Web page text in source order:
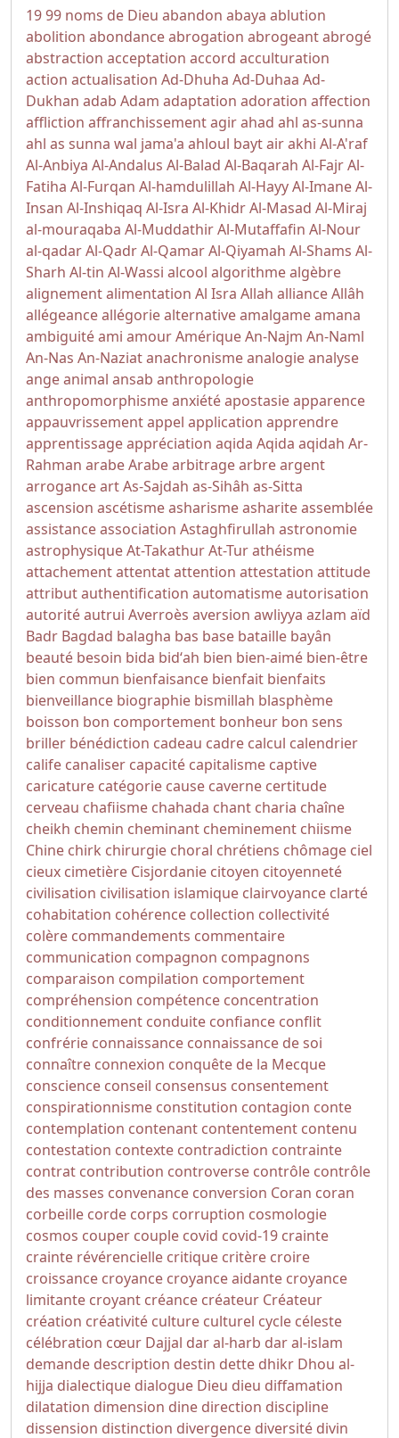
1999 noms de Dieu abandon abaya ablution
abolition abondanceabrogation abrogeantabrogé
abstraction acceptation accord acculturation
action actualisation Ad-Dhuha Ad-Duhaa Ad-
Dukhan adab Adam adaptation adoration affection
affliction affranchissementagirahad ahl as-sunna
ahl as sunna wal jama'a ahloul baytairakhi Al-A'raf
Al-Anbiya Al-Andalus Al-Balad Al-Baqarah Al-FajrAl-
Fatiha Al-Furqan Al-hamdulillah Al-HayyAl-ImaneAl-
Insan Al-Inshiqaq Al-Isra Al-KhidrAl-Masad Al-Miraj
al-mouraqaba Al-MuddathirAl-Mutaffafin Al-Nour
al-qadarAl-QadrAl-QamarAl-Qiyamah Al-Shams Al-
Sharh Al-tin Al-Wassi alcool algorithmealgèbre
alignementalimentation Al Isra Allah allianceAllâh
allégeanceallégoriealternativeamalgameamana
ambiguitéami amourAmériqueAn-Najm An-Naml
An-Nas An-Naziatanachronismeanalogieanalyse
angeanimal ansab anthropologie
anthropomorphismeanxiétéapostasieapparence
appauvrissementappel application apprendre
apprentissageappréciation aqida Aqida aqidah Ar-
Rahman arabeArabearbitragearbreargent
arroganceartAs-Sajdah as-Sihâh as-Sitta
ascension ascétismeasharismeashariteassemblée
assistanceassociation Astaghfirullah astronomie
astrophysiqueAt-TakathurAt-Turathéisme
attachementattentatattention attestation attitude
attributauthentification automatismeautorisation
autoritéautrui Averroès aversion awliyya azlam aïd
Badr Bagdad balagha bas base bataille bayân
beauté besoin bida bidʻah bien bien-aimé bien-être
bien commun bienfaisance bienfait bienfaits
bienveillance biographie bismillah blasphème
boisson bon comportement bonheur bon sens
briller bénédiction cadeau cadre calcul calendrier
calife canaliser capacité capitalisme captive
caricature catégorie cause caverne certitude
cerveau chafiisme chahada chant charia chaîne
cheikh chemin cheminant cheminement chiisme
Chine chirk chirurgie choral chrétiens chômage ciel
cieux cimetière Cisjordanie citoyen citoyenneté
civilisation civilisation islamique clairvoyance clarté
cohabitation cohérence collection collectivité
colère commandements commentaire
communication compagnon compagnons
comparaison compilation comportement
compréhension compétence concentration
conditionnement conduite confiance conflit
confrérie connaissance connaissance de soi
connaître connexion conquête de la Mecque
conscience conseil consensus consentement
conspirationnisme constitution contagion conte
contemplation contenant contentement contenu
contestation contexte contradiction contrainte
contrat contribution controverse contrôle contrôle
des masses convenance conversion Coran coran
corbeille corde corps corruption cosmologie
cosmos couper couple covid covid-19 crainte
crainte révérencielle critique critère croire
croissance croyance croyance aidante croyance
limitante croyant créance créateur Créateur
création créativité culture culturel cycle céleste
célébration cœur Dajjal dar al-harb dar al-islam
demande description destin dette dhikr Dhou al-
hijja dialectique dialogue Dieu dieu diffamation
dilatation dimension dine direction discipline
dissension distinction divergence diversité divin